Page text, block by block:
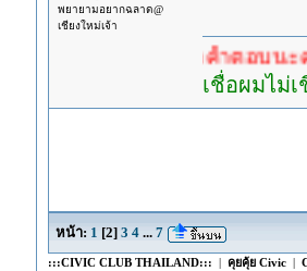
พยายามอยากฉลาด@
เชียงใหม่เจ้า
ตอบก่อนรอคำตอบนะครับ พิมพ์
เชื่อผมไม่
หน้า: 1 [2] 3 4 ... 7
:::CIVIC CLUB THAILAND::: | คุยคุ้ย Civic|